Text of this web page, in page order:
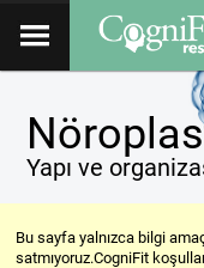
Yapı ve
Bu sayfa yalnızca bilgi
satmıyoruz.CogniFit